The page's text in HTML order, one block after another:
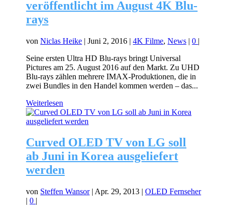
veröffentlicht im August 4K Blu-
rays
vonNiclas Heike |Juni 2, 2016 |4K Filme,News |0 |
Seine ersten Ultra HD Blu-rays bringt Universal
Pictures am 25. August 2016 auf den Markt. Zu UHD
Blu-rays zählen mehrere IMAX-Produktionen, die in
zwei Bundles in den Handel kommen werden – das...
Weiterlesen
Curved OLED TV von LG soll
ab Juni in Korea ausgeliefert
werden
von Steffen Wansor| Apr. 29, 2013 |OLED Fernseher
|0 |